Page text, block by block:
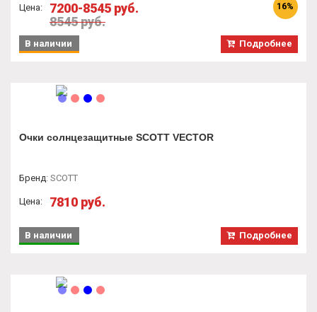
Цена:
7200-8545 руб.
8545 руб.
16%
Подробнее
В наличии
Очки солнцезащитные SCOTT VECTOR
Бренд: SCOTT
Цена: 7810 руб.
Подробнее
В наличии